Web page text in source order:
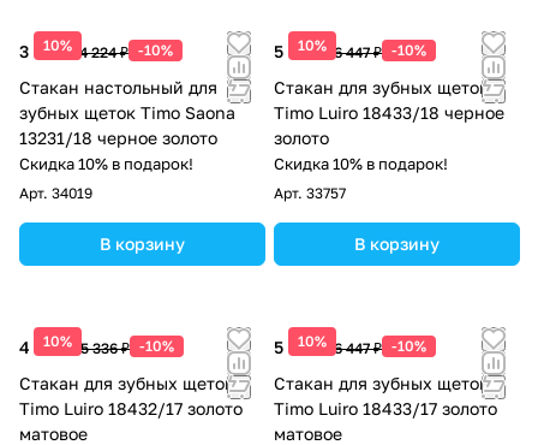
10%
3 802 ₽ 4 224 ₽ -10%
Стакан настольный для
зубных щеток Timo Saona
13231/18 черное золото
Скидка 10% в подарок!
Арт. 34019
В корзину
10%
5 802 ₽ 6 447 ₽ -10%
Стакан для зубных щеток
Timo Luiro 18433/18 черное
золото
Скидка 10% в подарок!
Арт. 33757
В корзину
10%
4 802 ₽ 5 336 ₽ -10%
Стакан для зубных щеток
Timo Luiro 18432/17 золото
матовое
10%
5 802 ₽ 6 447 ₽ -10%
Стакан для зубных щеток
Timo Luiro 18433/17 золото
матовое